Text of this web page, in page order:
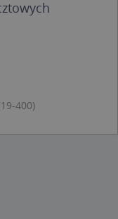
400)
z
takich
/
przechowywania
Sesja